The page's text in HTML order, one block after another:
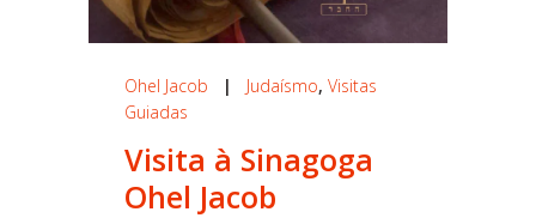
Ohel Jacob | Judaísmo, Visitas
Guiadas
Visita à Sinagoga
Ohel Jacob